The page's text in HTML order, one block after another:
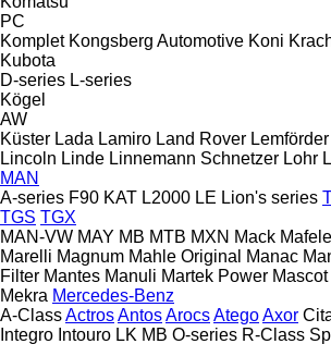
PC
Komplet Kongsberg Automotive Koni
Kubota
D-series L-series
Kögel
AW
Küster Lada Lamiro Land Rover Lemförder
Lincoln Linde Linnemann Schnetzer Lohr
MAN
A-series F90 KAT L2000 LE Lion's series
TGS TGX
MAN-VW MAY MB MTB MXN Mack
Marelli Magnum Mahle Original Manac
Filter Mantes Manuli Martek Power Mascot
Mekra Mercedes-Benz
A-ClassActrosAntosArocsAtegoAxor
Integro Intouro LK MB O-series R-Class